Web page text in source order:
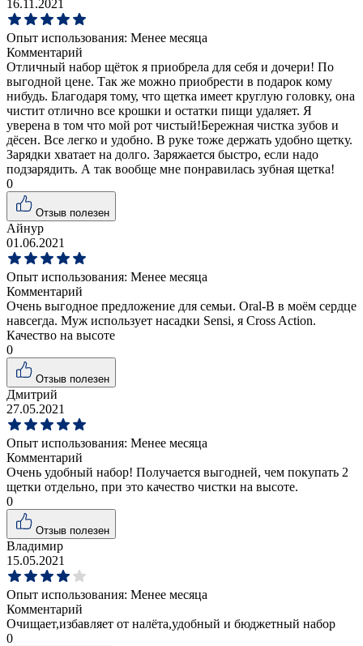
16.11.2021
Опыт использования: Менее месяца
Комментарий
Отличный набор щёток я приобрела для себя и дочери! По
выгодной цене. Так же можно приобрести в подарок кому
нибудь. Благодаря тому, что щетка имеет круглую головку, она
чистит отлично все крошки и остатки пищи удаляет. Я
уверена в том что мой рот чистый!Бережная чистка зубов и
дёсен. Все легко и удобно. В руке тоже держать удобно щетку.
Зарядки хватает на долго. Заряжается быстро, если надо
подзарядить. А так вообще мне понравилась зубная щетка!
0
Отзыв полезен
Айнур
01.06.2021
Опыт использования: Менее месяца
Комментарий
Очень выгодное предложение для семьи. Oral-B в моём сердце
навсегда. Муж использует насадки Sensi, я Cross Action.
Качество на высоте
0
Отзыв полезен
Дмитрий
27.05.2021
Опыт использования: Менее месяца
Комментарий
Очень удобный набор! Получается выгодней, чем покупать 2
щетки отдельно, при это качество чистки на высоте.
0
Отзыв полезен
Владимир
15.05.2021
Опыт использования: Менее месяца
Комментарий
Очищает,избавляет от налёта,удобный и бюджетный набор
0